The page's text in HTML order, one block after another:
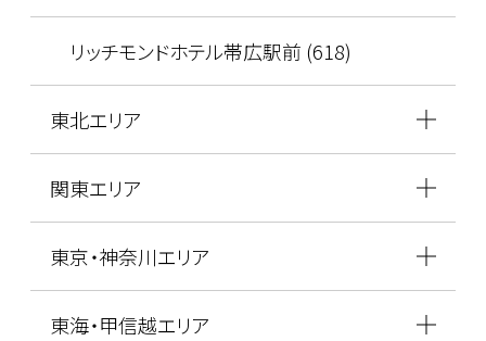
リッチモンドホテル帯広駅前 (618)
東北エリア
関東エリア
東京・神奈川エリア
東海・甲信越エリア